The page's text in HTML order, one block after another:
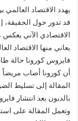
يهدد الاقتصاد
قد تدور حول الحقيقة،
الاقتصادي الآني
يعاني منها الاقتصاد
فايروس كورونا حالة
أن كورونا أصاب
المقالة إلى تسليط
بالديون بعد انتشار
وتعمل المقالة على